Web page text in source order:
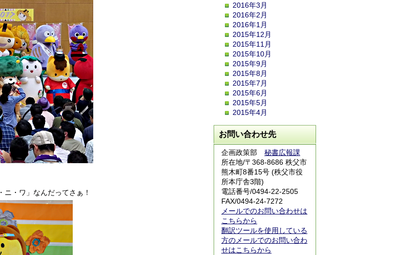
・ワ」なんだってさぁ！
2016年3月
2016年2月
2016年1月
2015年12月
2015年11月
2015年10月
2015年9月
2015年8月
2015年7月
2015年6月
2015年5月
2015年4月
お問い合わせ先
企画政策部 秘書広報課
所在地/〒368-8686 秩父市
熊木町8番15号 (秩父市役
所本庁舎3階)
電話番号/0494-22-2505
FAX/0494-24-7272
メールでのお問い合わせは
こちらから
翻訳ツールを使用している
方のメールでのお問い合わ
せはこちらから